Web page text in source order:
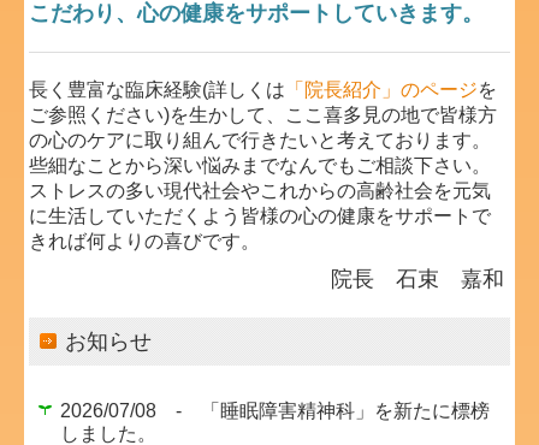
こだわり、心の健康をサポートしていきます。
長く豊富な臨床経験(詳しくは 「院長紹介」のページを
ご参照ください)を生かして、ここ喜多見の地で皆様方
の心のケアに取り組んで行きたいと考えております。
些細なことから深い悩みまでなんでもご相談下さい。
ストレスの多い現代社会やこれからの高齢社会を元気
に生活していただくよう皆様の心の健康をサポートで
きれば何よりの喜びです。
院長 石束 嘉和
お知らせ
2026/07/08 - 「睡眠障害精神科」を新たに標榜
しました。